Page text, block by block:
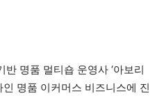
반 명품 멀티숍 운영사 ‘아보리
명품 이커머스 비즈니스에 진